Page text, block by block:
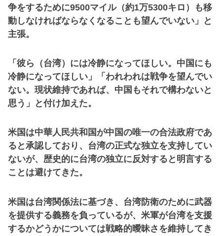
争をするために9500マイル（約1万5300キロ）も移
動しなければならなくなることも望んでいない」と
主張。
「彼ら（台湾）には冷静になってほしい。中国にも
冷静になってほしい」「われわれは戦争を望んでい
ない。現状維持であれば、中国もそれで構わないと
思う」と付け加えた。
米国は中華人民共和国が中国の唯一の合法政府であ
ると承認しており、台湾の正式な独立を支持してい
ないが、歴史的に台湾の独立に反対すると明言する
ことは避けてきた。
米国は台湾関係法に基づき、台湾防衛のために武器
を提供する義務を負っているが、米軍が台湾を支援
するかどうかについては戦略的曖昧さを維持してき